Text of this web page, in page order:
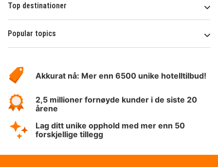
Top destinationer
Popular topics
Hotelspecials
Akkurat nå: Mer enn 6500 unike hotelltilbud!
2,5 millioner fornøyde kunder i de siste 20
årene
Lag ditt unike opphold med mer enn 50
forskjellige tillegg